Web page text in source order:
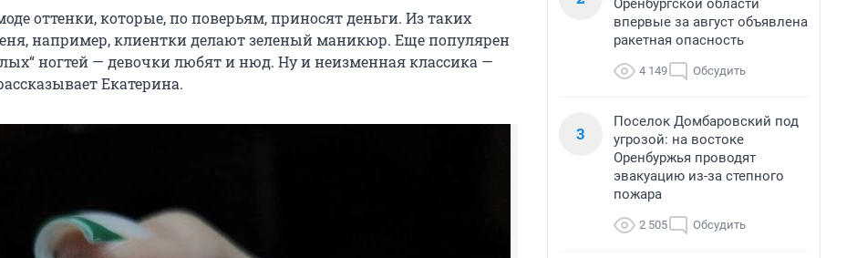
оттенки, которые, по поверьям, приносят деньги. Из таких
например, клиентки делают зеленый маникюр. Еще популярен
ногтей — девочки любят и нюд. Ну и неизменная классика —
Екатерина.
Оренбургской области
впервые за август объявлена
ракетная опасность
4 149 Обсудить
3
Поселок Домбаровский под
угрозой: на востоке
Оренбуржья проводят
эвакуацию из-за степного
пожара
2 505 Обсудить